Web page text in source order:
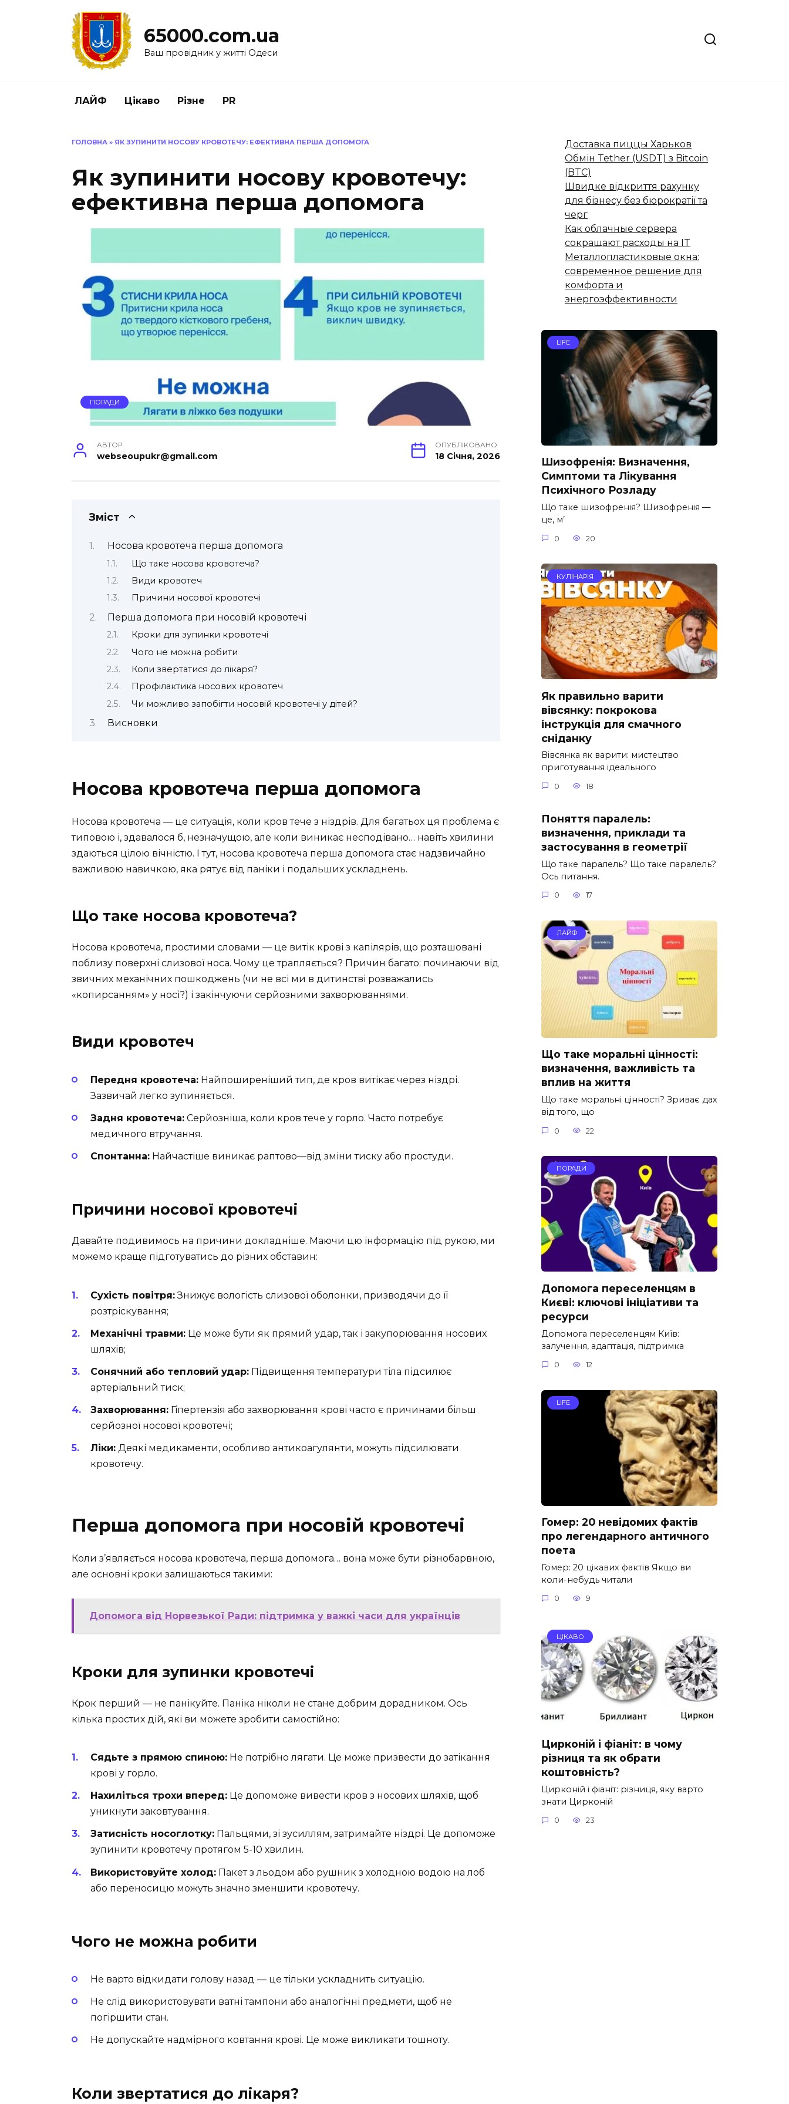
65000.com.ua
Ваш провідник у житті Одеси
ЛАЙФ Цікаво Різне PR
ГОЛОВНА » ЯК ЗУПИНИТИ НОСОВУ КРОВОТЕЧУ: ЕФЕКТИВНА ПЕРША ДОПОМОГА
Як зупинити носову кровотечу:
ефективна перша допомога
ПОРАДИ
АВТОР
webseoupukr@gmail.com
ОПУБЛІКОВАНО
18 Січня, 2026
Зміст
Носова кровотеча перша допомога
Що таке носова кровотеча?
Види кровотеч
Причини носової кровотечі
Перша допомога при носовій кровотечі
Кроки для зупинки кровотечі
Чого не можна робити
Коли звертатися до лікаря?
Профілактика носових кровотеч
Чи можливо запобігти носовій кровотечі у дітей?
Висновки
Носова кровотеча перша допомога
Носова кровотеча — це ситуація, коли кров тече з ніздрів. Для багатьох ця проблема є
типовою і, здавалося б, незначущою, але коли виникає несподівано… навіть хвилини
здаються цілою вічністю. І тут, носова кровотеча перша допомога стає надзвичайно
важливою навичкою, яка рятує від паніки і подальших ускладнень.
Що таке носова кровотеча?
Носова кровотеча, простими словами — це витік крові з капілярів, що розташовані
поблизу поверхні слизової носа. Чому це трапляється? Причин багато: починаючи від
звичних механічних пошкоджень (чи не всі ми в дитинстві розважались
«копирсанням» у носі?) і закінчуючи серйозними захворюваннями.
Види кровотеч
Передня кровотеча: Найпоширеніший тип, де кров витікає через ніздрі.
Зазвичай легко зупиняється.
Задня кровотеча: Серйозніша, коли кров тече у горло. Часто потребує
медичного втручання.
Спонтанна: Найчастіше виникає раптово—від зміни тиску або простуди.
Причини носової кровотечі
Давайте подивимось на причини докладніше. Маючи цю інформацію під рукою, ми
можемо краще підготуватись до різних обставин:
Сухість повітря:Знижує вологість слизової оболонки, призводячи до її
розтріскування;
Механічні травми: Це може бути як прямий удар, так і закупорювання носових
шляхів;
Сонячний або тепловий удар: Підвищення температури тіла підсилює
артеріальний тиск;
Захворювання: Гіпертензія або захворювання крові часто є причинами більш
серйозної носової кровотечі;
Ліки: Деякі медикаменти, особливо антикоагулянти, можуть підсилювати
кровотечу.
Перша допомога при носовій кровотечі
Коли з’являється носова кровотеча, перша допомога… вона може бути різнобарвною,
але основні кроки залишаються такими:
Допомога від Норвезької Ради: підтримка у важкі часи для українців
Кроки для зупинки кровотечі
Крок перший — не панікуйте. Паніка ніколи не стане добрим дорадником. Ось
кілька простих дій, які ви можете зробити самостійно:
Сядьте з прямою спиною: Не потрібно лягати. Це може призвести до затікання
крові у горло.
Нахиліться трохи вперед: Це допоможе вивести кров з носових шляхів, щоб
уникнути заковтування.
Затисність носоглотку: Пальцями, зі зусиллям, затримайте ніздрі. Це допоможе
зупинити кровотечу протягом 5-10 хвилин.
Використовуйте холод: Пакет з льодом або рушник з холодною водою на лоб
або переносицю можуть значно зменшити кровотечу.
Чого не можна робити
Не варто відкидати голову назад — це тільки ускладнить ситуацію.
Не слід використовувати ватні тампони або аналогічні предмети, щоб не
погіршити стан.
Не допускайте надмірного ковтання крові. Це може викликати тошноту.
Коли звертатися до лікаря?
Доставка пиццы Харьков
Обмін Tether (USDT) з Bitcoin
(BTC)
Швидке відкриття рахунку
для бізнесу без бюрократії та
черг
Как облачные сервера
сокращают расходы на IT
Металлопластиковые окна:
современное решение для
комфорта и
энергоэффективности
LIFE
Шизофренія: Визначення,
Симптоми та Лікування
Психічного Розладу
Що таке шизофренія? Шизофренія —
це, м’
0 20
КУЛІНАРІЯ
Як правильно варити
вівсянку: покрокова
інструкція для смачного
сніданку
Вівсянка як варити: мистецтво
приготування ідеального
0 18
Поняття паралель:
визначення, приклади та
застосування в геометрії
Що таке паралель? Що таке паралель?
Ось питання.
0 17
ЛАЙФ
Що таке моральні цінності:
визначення, важливість та
вплив на життя
Що таке моральні цінності? Зриває дах
від того, що
0 22
ПОРАДИ
Допомога переселенцям в
Києві: ключові ініціативи та
ресурси
Допомога переселенцям Київ:
залучення, адаптація, підтримка
0 12
LIFE
Гомер: 20 невідомих фактів
про легендарного античного
поета
Гомер: 20 цікавих фактів Якщо ви
коли-небудь читали
0 9
ЦІКАВО
Цирконій і фіаніт: в чому
різниця та як обрати
коштовність?
Цирконій і фіаніт: різниця, яку варто
знати Цирконій
0 23